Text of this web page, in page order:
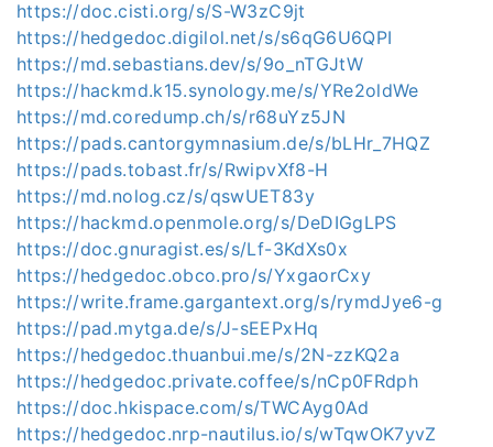
https://doc.cisti.org/s/S-W3zC9jt
https://hedgedoc.digilol.net/s/s6qG6U6QPI
https://md.sebastians.dev/s/9o_nTGJtW
https://hackmd.k15.synology.me/s/YRe2oldWe
https://md.coredump.ch/s/r68uYz5JN
https://pads.cantorgymnasium.de/s/bLHr_7HQZ
https://pads.tobast.fr/s/RwipvXf8-H
https://md.nolog.cz/s/qswUET83y
https://hackmd.openmole.org/s/DeDIGgLPS
https://doc.gnuragist.es/s/Lf-3KdXs0x
https://hedgedoc.obco.pro/s/YxgaorCxy
https://write.frame.gargantext.org/s/rymdJye6-g
https://pad.mytga.de/s/J-sEEPxHq
https://hedgedoc.thuanbui.me/s/2N-zzKQ2a
https://hedgedoc.private.coffee/s/nCp0FRdph
https://doc.hkispace.com/s/TWCAyg0Ad
https://hedgedoc.nrp-nautilus.io/s/wTqwOK7yvZ